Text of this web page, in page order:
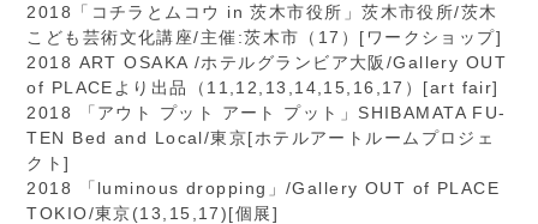
2018「コチラとムコウ in 茨木市役所」茨木市役所/茨木
こども芸術文化講座/主催:茨木市（17）[ワークショップ]
2018 ART OSAKA /ホテルグランビア大阪/Gallery OUT
of PLACEより出品（11,12,13,14,15,16,17）[art fair]
2018 「アウト プット アート プット」SHIBAMATA FU-
TEN Bed and Local/東京[ホテルアートルームプロジェ
クト]
2018 「luminous dropping」/Gallery OUT of PLACE
TOKIO/東京(13,15,17)[個展]